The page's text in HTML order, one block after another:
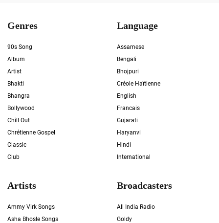
Genres
90s Song
Album
Artist
Bhakti
Bhangra
Bollywood
Chill Out
Chrétienne Gospel
Classic
Club
Language
Assamese
Bengali
Bhojpuri
Créole Haïtienne
English
Francais
Gujarati
Haryanvi
Hindi
International
Artists
Ammy Virk Songs
Asha Bhosle Songs
Broadcasters
All India Radio
Goldy